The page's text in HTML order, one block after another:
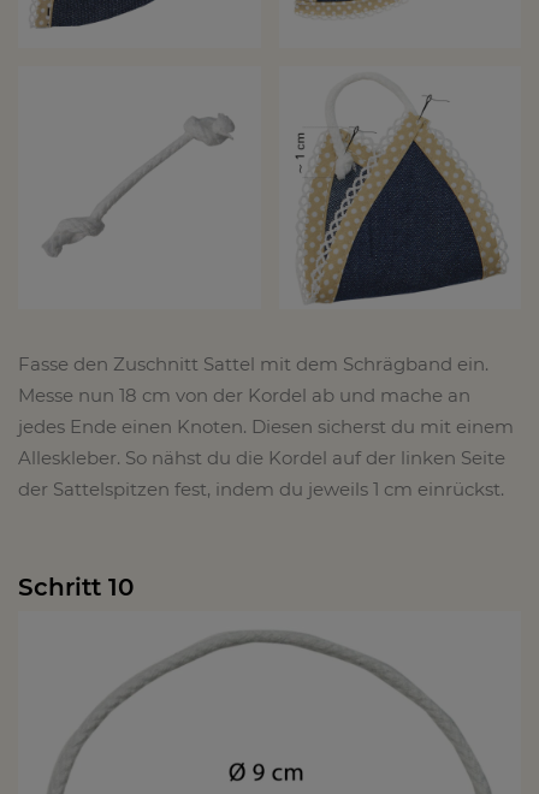
Fasse den Zuschnitt Sattel mit dem Schrägband ein.
Messe nun 18 cm von der Kordel ab und mache an
jedes Ende einen Knoten. Diesen sicherst du mit einem
Alleskleber. So nähst du die Kordel auf der linken Seite
der Sattelspitzen fest, indem du jeweils 1 cm einrückst.
Schritt 10